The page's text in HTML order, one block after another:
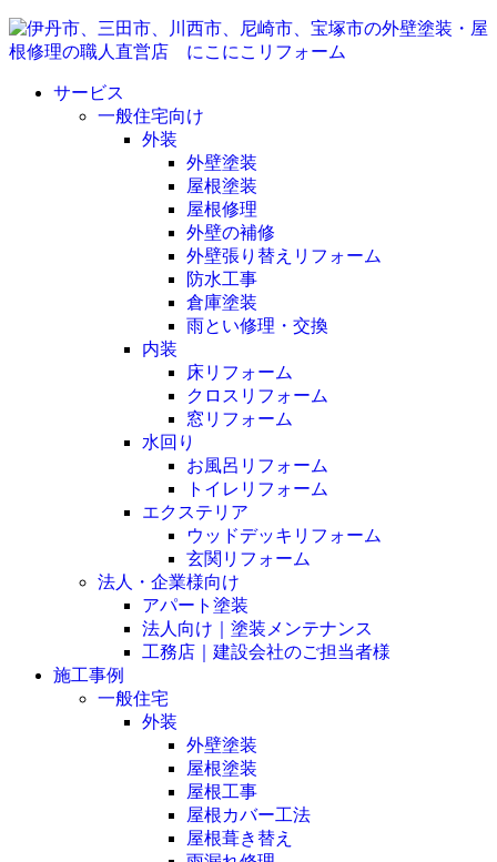
サービス
一般住宅向け
外装
外壁塗装
屋根塗装
屋根修理
外壁の補修
外壁張り替えリフォーム
防水工事
倉庫塗装
雨とい修理・交換
内装
床リフォーム
クロスリフォーム
窓リフォーム
水回り
お風呂リフォーム
トイレリフォーム
エクステリア
ウッドデッキリフォーム
玄関リフォーム
法人・企業様向け
アパート塗装
法人向け｜塗装メンテナンス
工務店｜建設会社のご担当者様
施工事例
一般住宅
外装
外壁塗装
屋根塗装
屋根工事
屋根カバー工法
屋根葺き替え